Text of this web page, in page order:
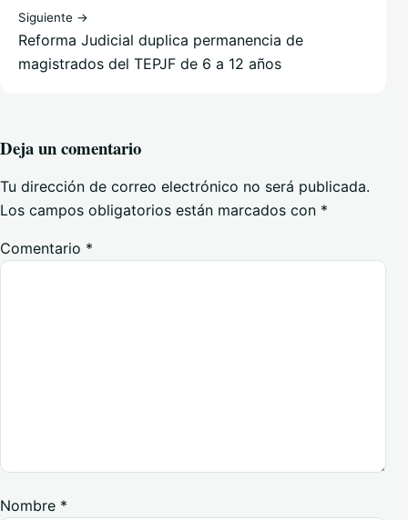
Siguiente →
Reforma Judicial duplica permanencia de
magistrados del TEPJF de 6 a 12 años
Deja un comentario
Tu dirección de correo electrónico no será publicada.
Los campos obligatorios están marcados con *
Comentario *
Nombre *